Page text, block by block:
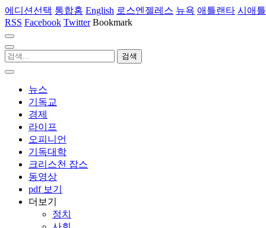
에디션선택 통합홈 English 로스엔젤레스 뉴욕 애틀랜타 시애틀
RSS Facebook Twitter Bookmark
뉴스
기독교
경제
라이프
오피니언
기독대학
크리스천 잡스
동영상
pdf 보기
더보기
정치